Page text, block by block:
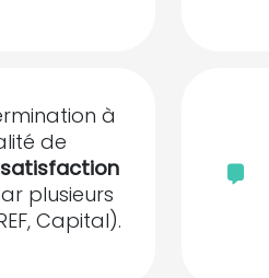
à
de
satisfaction
plusieurs
Capital).